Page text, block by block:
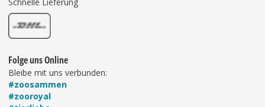
Folge uns Online
Bleibe mit uns verbunden:
#zoosammen
#zooroyal